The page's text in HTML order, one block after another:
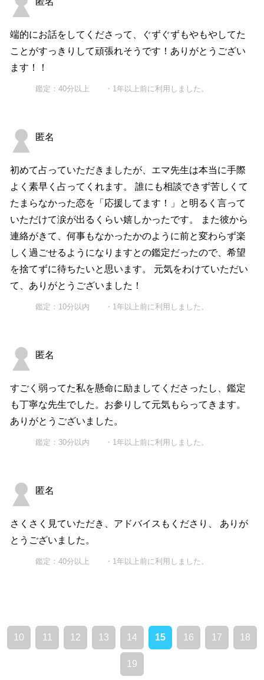
端的にお話をしてくださって、ぐずぐずもやもやしてた
ことがすっきりして頑張れそうです！ありがとうござい
ます！！
鑑定：40分以上 ・1年以上前に利用しました。
匿名
初めて占っていただきましたが、エマ先生は本当に手際
よく素早く占ってくれます。 誰にも相談できず苦しくて
たまらなかった恋を「応援してます！」と明るく言って
いただけて涙が出るくらい嬉しかったです。 また彼から
連絡がきて、何事もなかったかのように前と変わらず楽
しく過ごせるようになりますとの鑑定だったので、希望
を捨てずに待ちたいと思います。 元気をわけていただい
て、ありがとうございました！
鑑定：10分以内 ・1年以上前に利用しました。
匿名
すごく弱ってた私を懸命に励ましてくださったし、鑑定
も丁寧な先生でした。お参りして元気もらってきます。
ありがとうございました。
鑑定：30分以内 ・1年以上前に利用しました。
匿名
さくさく見ていただき、アドバイスもくださり、 ありが
とうございました。
鑑定：40分以上 ・1年以上前に利用しました。
10 11 12 13 14 15 16 17 18
19